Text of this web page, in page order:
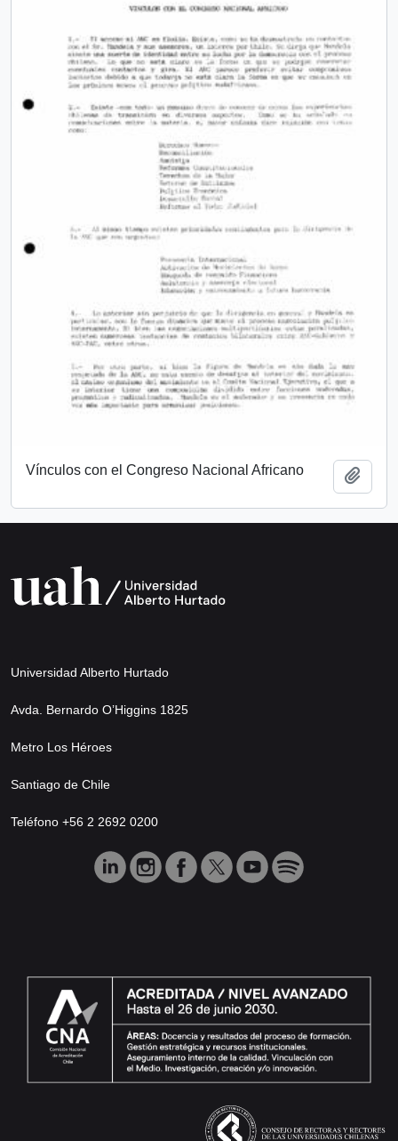
Vínculos con el Congreso Nacional Africano
Universidad Alberto Hurtado
Avda. Bernardo O’Higgins 1825
Metro Los Héroes
Santiago de Chile
Teléfono +56 2 2692 0200